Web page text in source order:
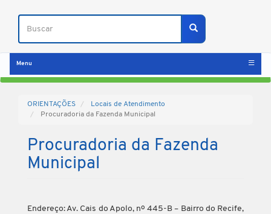
Buscar
Buscar
Menu
ORIENTAÇÕES
Locais de Atendimento
Procuradoria da Fazenda Municipal
Procuradoria da Fazenda
Municipal
Endereço: Av. Cais do Apolo, nº 445-B – Bairro do Recife,